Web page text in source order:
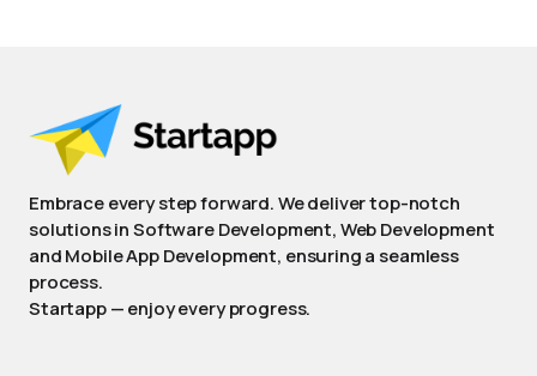
Embrace every step forward. We deliver top-notch
solutions in Software Development, Web Development
and Mobile App Development, ensuring a seamless
process.
Startapp — enjoy every progress.